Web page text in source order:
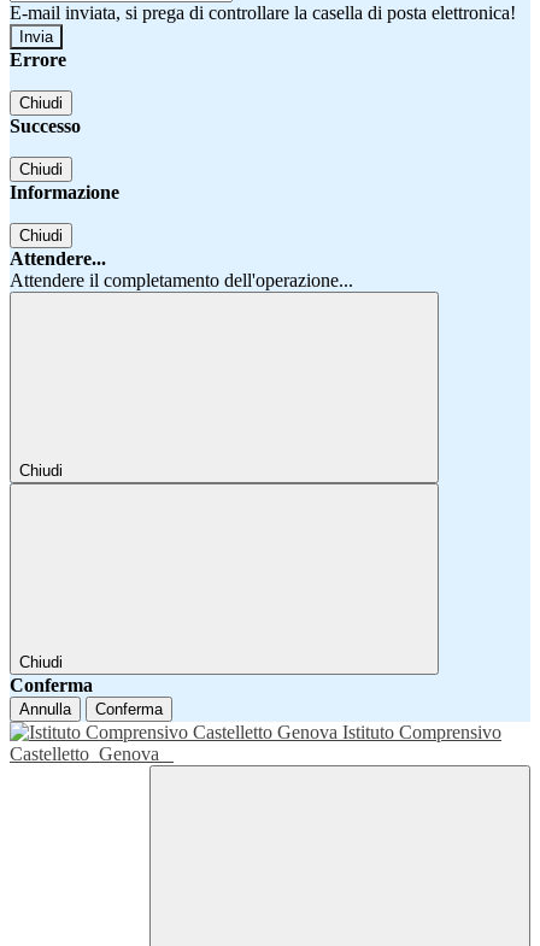
E-mail inviata, si prega di controllare la casella di posta elettronica!
Errore
Chiudi
Successo
Chiudi
Informazione
Chiudi
Attendere...
Attendere il completamento dell'operazione...
Chiudi
Chiudi
Conferma
Annulla Conferma
Istituto Comprensivo
Castelletto Genova